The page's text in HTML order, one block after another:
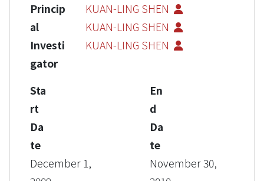
Princip
al
Investi
gator
KUAN-LING SHEN
KUAN-LING SHEN
KUAN-LING SHEN
Sta
rt
Da
te
December 1,
En
d
Da
te
November 30,